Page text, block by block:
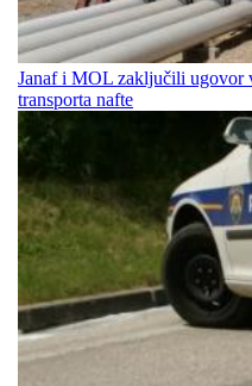
Janaf i MOL zaključili ugovor
transporta nafte